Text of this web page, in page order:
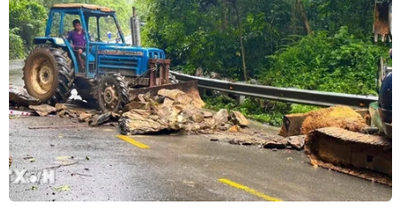
Sau ‘án phạt,’ bộ phim ‘Ròm’ được cấp
phép phát hành ở Việt Nam